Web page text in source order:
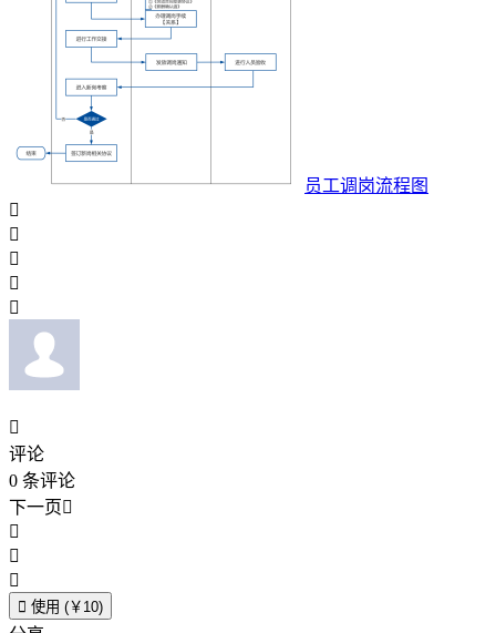
员工调岗流程图






评论
0 条评论
下一页



 使用 (￥10)